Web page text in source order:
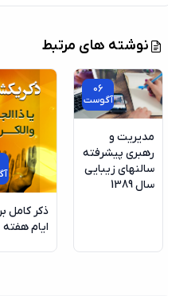
نوشته های مرتبط
06
آگوست
مدیریت و
رهبری پیشرفته
سالنهای زیبایی
06
آگوست
ذکر کامل برای
ایام هفته